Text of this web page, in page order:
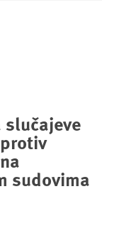
slučajeve
sudovima